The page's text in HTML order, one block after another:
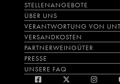
STELLENANGEBOTE
ÜBER UNS
VERANTWORTUNG VON
VERSANDKOSTEN
PARTNERWEINGÜTER
PRESSE
UNSERE FAQ